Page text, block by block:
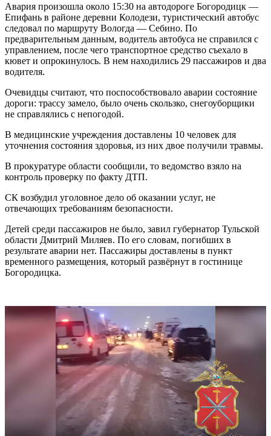
Авария произошла около 15:30 на автодороге Богородицк —
Епифань в районе деревни Колодези, туристический автобус
следовал по маршруту Вологда — Себино. По
предварительным данным, водитель автобуса не справился с
управлением, после чего транспортное средство съехало в
кювет и опрокинулось. В нем находились 29 пассажиров и два
водителя.
Очевидцы считают, что поспособствовало аварии состояние
дороги: трассу замело, было очень скользко, снегоуборщики
не справлялись с непогодой.
В медицинские учреждения доставлены 10 человек для
уточнения состояния здоровья, из них двое получили травмы.
В прокуратуре области сообщили, то ведомство взяло на
контроль проверку по факту ДТП.
СК возбудил уголовное дело об оказании услуг, не
отвечающих требованиям безопасности.
Детей среди пассажиров не было, завил губернатор Тульской
области Дмитрий Миляев. По его словам, погибших в
результате аварии нет. Пассажиры доставлены в пункт
временного размещения, который развёрнут в гостинице
Богородицка.